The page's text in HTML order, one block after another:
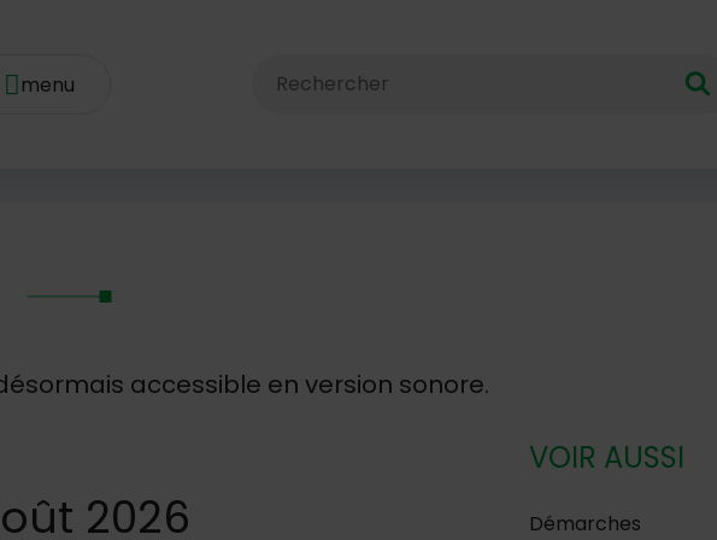
Rechercher dans le site avec des mots clés
accessible en version sonore.
2026
VOIR AUSSI
Démarches